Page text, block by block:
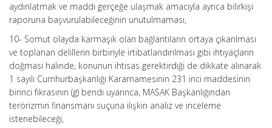
aydınlatmak ve maddi gerçeğe ulaşmak amacıyla ayrıca bilirkişi
raporuna başvurulabileceğinin unutulmaması,
10- Somut olayda karmaşık olan bağlantıların ortaya çıkarılması
ve toplanan delillerin birbiriyle irtibatlandırılması gibi ihtiyaçların
doğması halinde, konunun ihtisas gerektirdiği de dikkate alınarak
1 sayılı Cumhurbaşkanlığı Kararnamesinin 231 inci maddesinin
birinci fıkrasının (g) bendi uyarınca, MASAK Başkanlığından
terörizmin finansmanı suçuna ilişkin analiz ve inceleme
istenebileceği,